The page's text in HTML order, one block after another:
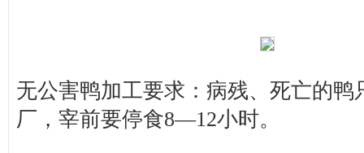
无公害鸭加工要求：病残、死亡的鸭
厂，宰前要停食8—12小时。